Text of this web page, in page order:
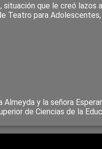
situación que le creó
Teatro para
y la señora
de Ciencias de la